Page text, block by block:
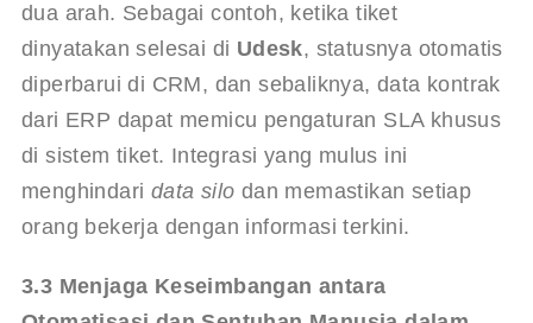
dua arah. Sebagai contoh, ketika tiket
dinyatakan selesai di Udesk, statusnya otomatis
diperbarui di CRM, dan sebaliknya, data kontrak
dari ERP dapat memicu pengaturan SLA khusus
di sistem tiket. Integrasi yang mulus ini
menghindari data silo dan memastikan setiap
orang bekerja dengan informasi terkini.
3.3 Menjaga Keseimbangan antara